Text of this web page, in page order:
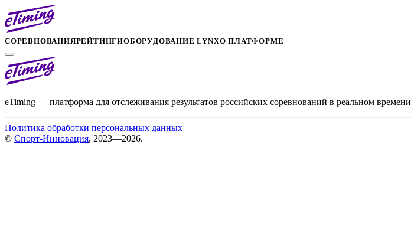
СОРЕВНОВАНИЯРЕЙТИНГИОБОРУДОВАНИЕ LYNXО ПЛАТФОРМЕ
eTiming — платформа для отслеживания результатов российских соревнований в реальном времени
Политика обработки персональных данных
© Спорт-Инновация, 2023—2026.